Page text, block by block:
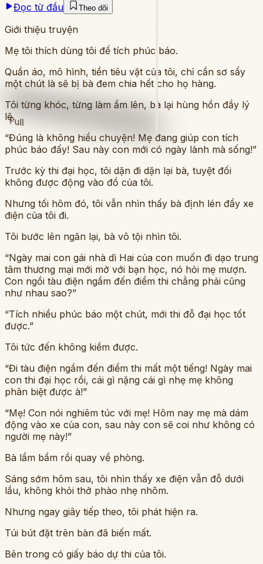
Full
Đọc từ đầu
Theo dõi
Giới thiệu truyện
Mẹ tôi thích dùng tôi để tích phúc báo.
Quần áo, mô hình, tiền tiêu vặt của tôi, chỉ cần sơ sẩy
một chút là sẽ bị bà đem chia hết cho họ hàng.
Tôi từng khóc, từng làm ầm lên, bà lại hùng hồn đầy lý
lẽ.
“Đúng là không hiểu chuyện! Mẹ đang giúp con tích
phúc báo đấy! Sau này con mới có ngày lành mà sống!”
Trước kỳ thi đại học, tôi dặn đi dặn lại bà, tuyệt đối
không được động vào đồ của tôi.
Nhưng tối hôm đó, tôi vẫn nhìn thấy bà định lén đẩy xe
điện của tôi đi.
Tôi bước lên ngăn lại, bà vô tội nhìn tôi.
“Ngày mai con gái nhà dì Hai của con muốn đi dạo trung
tâm thương mại mới mở với bạn học, nó hỏi mẹ mượn.
Con ngồi tàu điện ngầm đến điểm thi chẳng phải cũng
như nhau sao?”
“Tích nhiều phúc báo một chút, mới thi đỗ đại học tốt
được.”
Tôi tức đến không kiềm được.
“Đi tàu điện ngầm đến điểm thi mất một tiếng! Ngày mai
con thi đại học rồi, cái gì nặng cái gì nhẹ mẹ không
phân biệt được à!”
“Mẹ! Con nói nghiêm túc với mẹ! Hôm nay mẹ mà dám
động vào xe của con, sau này con sẽ coi như không có
người mẹ này!”
Bà lẩm bẩm rồi quay về phòng.
Sáng sớm hôm sau, tôi nhìn thấy xe điện vẫn đỗ dưới
lầu, không khỏi thở phào nhẹ nhõm.
Nhưng ngay giây tiếp theo, tôi phát hiện ra.
Túi bút đặt trên bàn đã biến mất.
Bên trong có giấy báo dự thi của tôi.